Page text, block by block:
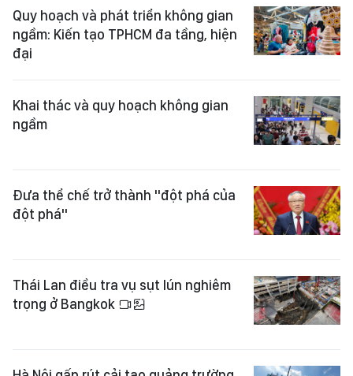
Quy hoạch và phát triển không gian
ngầm: Kiến tạo TPHCM đa tầng, hiện
đại
Khai thác và quy hoạch không gian
ngầm
Đưa thể chế trở thành "đột phá của
đột phá"
Thái Lan điều tra vụ sụt lún nghiêm
trọng ở Bangkok